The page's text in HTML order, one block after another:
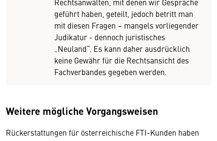
geführt haben, geteilt, jedoch betritt man
mit diesen Fragen – mangels vorliegender
Judikatur - dennoch juristisches
„Neuland“. Es kann daher ausdrücklich
keine Gewähr für die Rechtsansicht des
Fachverbandes gegeben werden.
Weitere mögliche Vorgangsweisen
Rückerstattungen für österreichische FTI-Kunden haben